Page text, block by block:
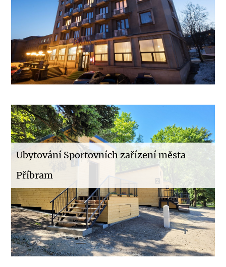
Ubytování Sportovních zařízení města
Příbram